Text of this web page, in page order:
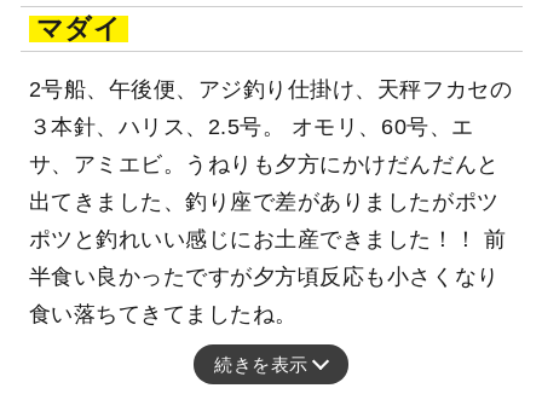
マダイ
2号船、午後便、アジ釣り仕掛け、天秤フカセの
３本針、ハリス、2.5号。 オモリ、60号、エ
サ、アミエビ。うねりも夕方にかけだんだんと
出てきました、釣り座で差がありましたがポツ
ポツと釣れいい感じにお土産できました！！ 前
半食い良かったですが夕方頃反応も小さくなり
食い落ちてきてましたね。
続きを表示